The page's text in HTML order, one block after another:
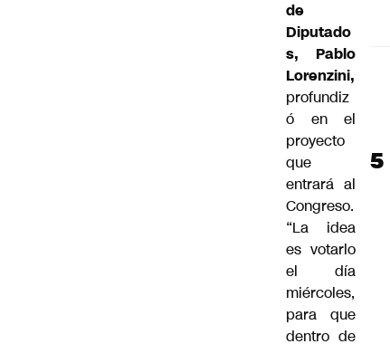
de
Diputado
s, Pablo
Lorenzini,
profundiz
ó en el
proyecto
que
entrará al
Congreso.
“La idea
es votarlo
el día
miércoles,
para que
dentro de